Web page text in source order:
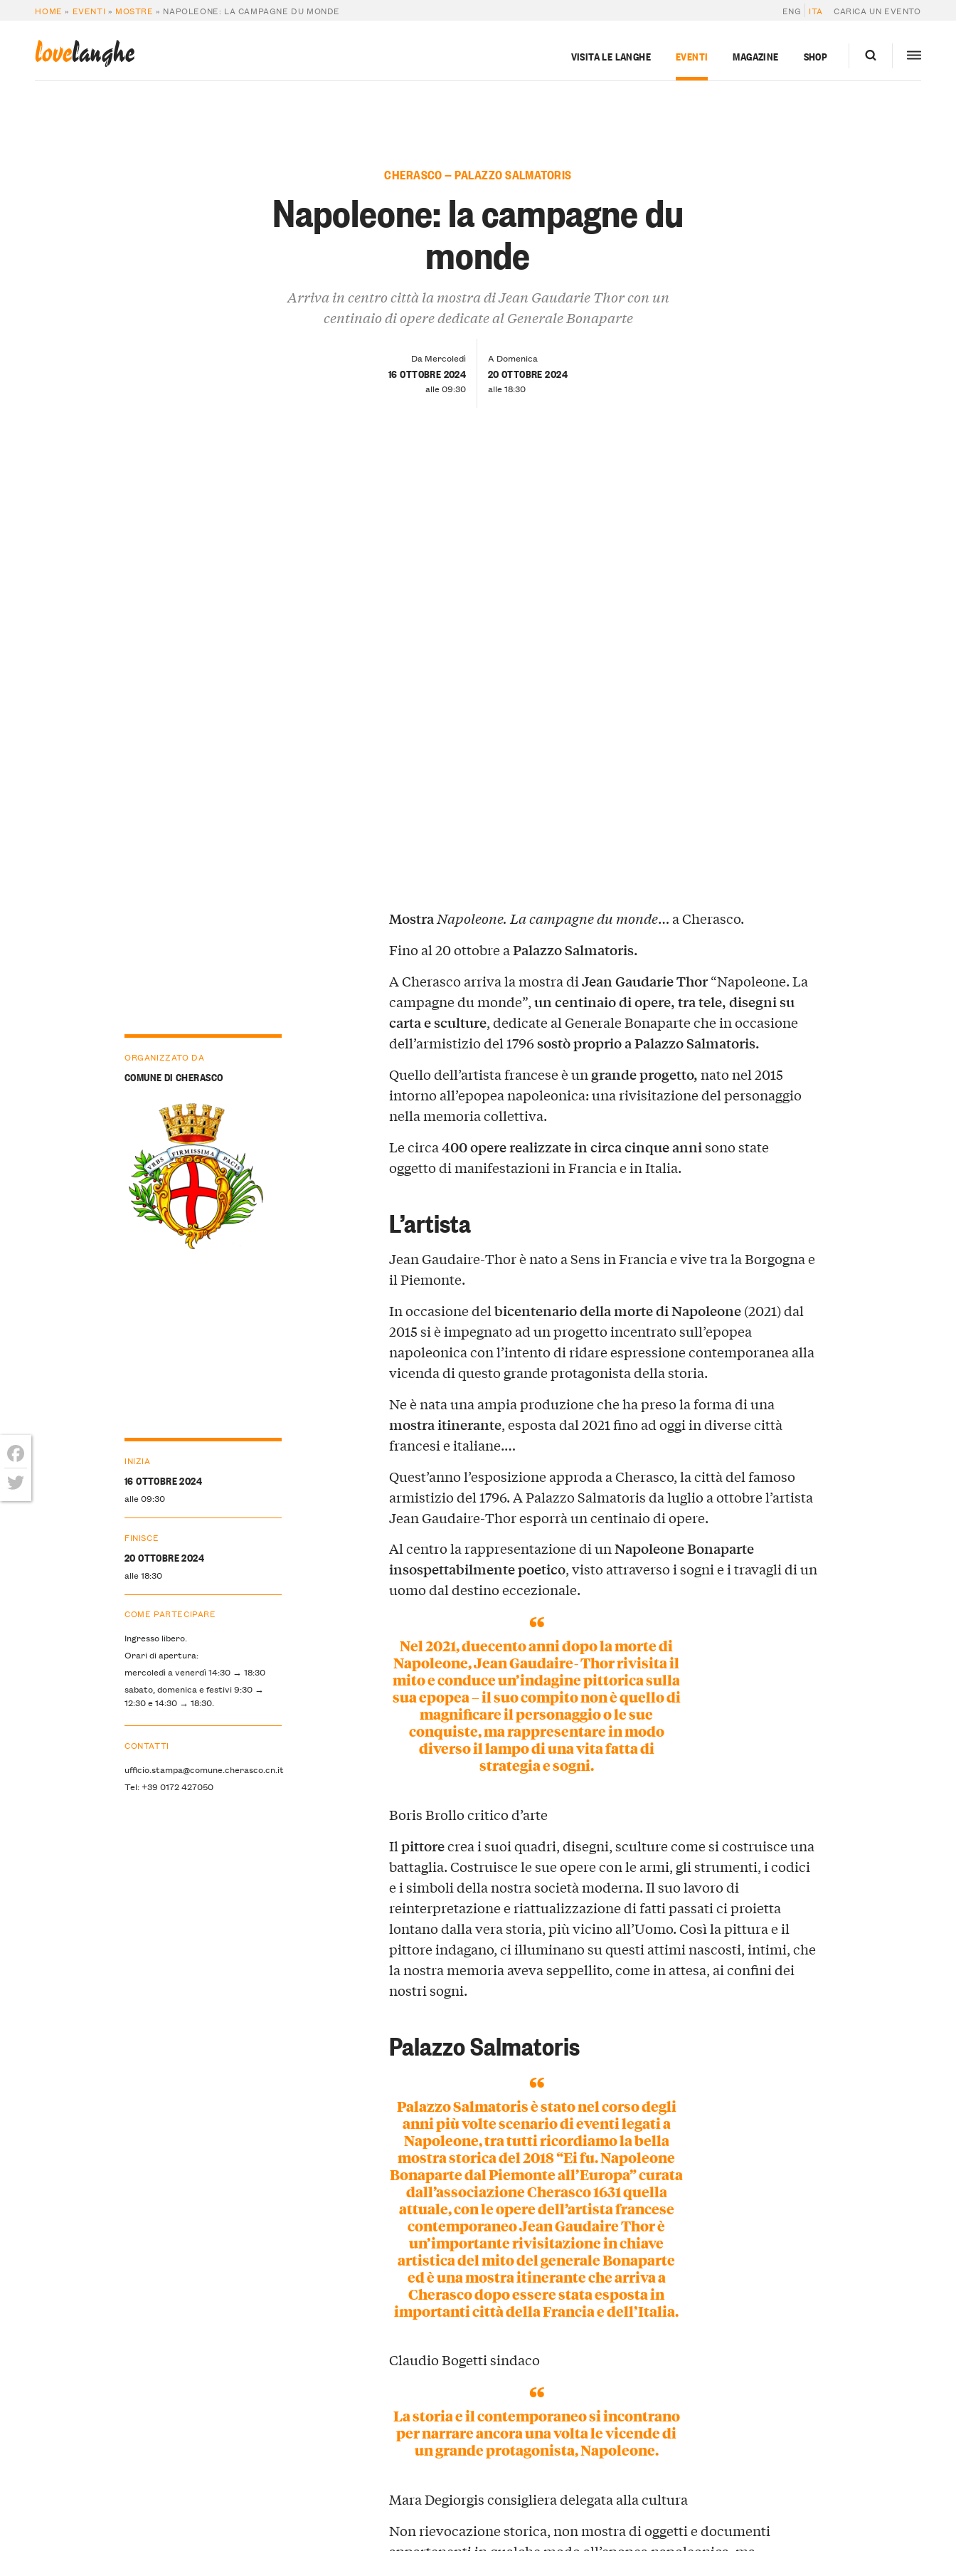
HOME » EVENTI » MOSTRE » NAPOLEONE: LA CAMPAGNE DU MONDE ENG ITA CARICA UN EVENTO
lovelanghe VISITA LE LANGHE EVENTI MAGAZINE SHOP
CHERASCO — PALAZZO SALMATORIS
Napoleone: la campagne du
monde
Arriva in centro città la mostra di Jean Gaudarie Thor con un
centinaio di opere dedicate al Generale Bonaparte
Da Mercoledì
16 OTTOBRE 2024
alle 09:30
A Domenica
20 OTTOBRE 2024
alle 18:30
MostraNapoleone. La campagne du monde… a Cherasco.
Fino al 20 ottobre aPalazzo Salmatoris.
A Cherasco arriva la mostra diJean Gaudarie Thor“Napoleone. La
campagne du monde”,un centinaio di opere, tra tele, disegni su
carta e sculture, dedicate al Generale Bonaparte che in occasione
dell’armistizio del 1796sostò proprio a Palazzo Salmatoris.
Quello dell’artista francese è un grande progetto,nato nel 2015
intorno all’epopea napoleonica: una rivisitazione del personaggio
nella memoria collettiva.
Le circa400 opere realizzate in circa cinque annisono state
oggetto di manifestazioni in Francia e in Italia.
L’artista
Jean Gaudaire-Thor è nato a Sens in Francia e vive tra la Borgogna e
il Piemonte.
In occasione delbicentenario della morte di Napoleone(2021) dal
2015 si è impegnato ad un progetto incentrato sull’epopea
napoleonica con l’intento di ridare espressione contemporanea alla
vicenda di questo grande protagonista della storia.
Ne è nata una ampia produzione che ha preso la forma di una
mostra itinerante, esposta dal 2021 fino ad oggi in diverse città
francesi e italiane.…
Quest’anno l’esposizione approda a Cherasco, la città del famoso
armistizio del 1796. A Palazzo Salmatoris da luglio a ottobre l’artista
Jean Gaudaire-Thor esporrà un centinaio di opere.
Al centro la rappresentazione di unNapoleone Bonaparte
insospettabilmente poetico, visto attraverso i sogni e i travagli di un
uomo dal destino eccezionale.
Nel 2021, duecento anni dopo la morte di
Napoleone, Jean Gaudaire- Thorrivisita il
mito e conduce un’indagine pittorica sulla
sua epopea– il suo compito non è quello di
magnificare il personaggio o le sue
conquiste, ma rappresentare in modo
diverso il lampo di una vita fatta di
strategia e sogni.
Boris Brollo critico d’arte
Ilpittorecrea i suoi quadri, disegni, sculture come si costruisce una
battaglia. Costruisce le sue opere con le armi, gli strumenti, i codici
e i simboli della nostra società moderna. Il suo lavoro di
reinterpretazione e riattualizzazione di fatti passati ci proietta
lontano dalla vera storia, più vicino all’Uomo. Così la pittura e il
pittore indagano, ci illuminano su questi attimi nascosti, intimi, che
la nostra memoria aveva seppellito, come in attesa, ai confini dei
nostri sogni.
Palazzo Salmatoris
Palazzo Salmatoris è stato nel corso degli
anni più voltescenario di eventi legati a
Napoleone,tra tutti ricordiamo la bella
mostra storica del 2018 “Ei fu. Napoleone
Bonaparte dal Piemonte all’Europa” curata
dall’associazione Cherasco 1631 quella
attuale, con le opere dell’artista francese
contemporaneo Jean Gaudaire Thor è
un’importante rivisitazione in chiave
artistica del mito del generale Bonaparte
ed è una mostra itinerante che arriva a
Cherasco dopo essere stata esposta in
importanti città della Francia e dell’Italia.
Claudio Bogetti sindaco
La storia e il contemporaneo si incontrano
per narrare ancora una volta le vicende di
un grande protagonista, Napoleone.
Mara Degiorgis consigliera delegata alla cultura
Non rievocazione storica, non mostra di oggetti e documenti
ORGANIZZATO DA
COMUNE DI CHERASCO
INIZIA
16 OTTOBRE 2024
alle 09:30
FINISCE
20 OTTOBRE 2024
alle 18:30
COME PARTECIPARE
Ingresso libero.
Orari di apertura:
mercoledì a venerdì 14:30 → 18:30
sabato, domenica e festivi 9:30 →
12:30 e 14:30 → 18:30.
CONTATTI
ufficio.stampa@comune.cherasco.cn.it
Tel: +39 0172 427050
Facebook
Twitter